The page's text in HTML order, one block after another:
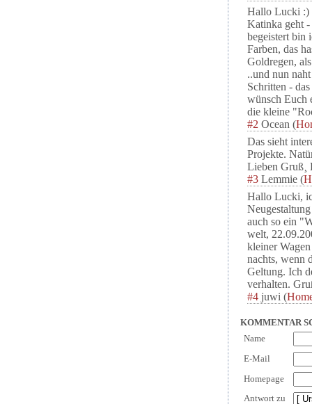
Hallo Lucki :)
Katinka geht -
begeistert bin
Farben, das
Goldregen,
..und nun
Schritten -
wünsch Euch
die kleine
#2 Ocean(
Das sieht
Projekte.
Lieben Gruß¸
#3 Lemmie(
Hallo Lucki,
auch so ein
welt,
kleiner
nachts, wenn
Geltung. Ich
verhalten.
#4 juwi(
KOMMENTAR
Name
E-Mail
Homepage
Antwort zu